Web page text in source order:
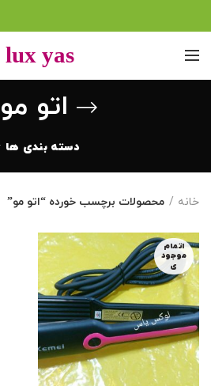
اتو مو
دسته بندی ها
خانه محصولات برچسب خورده “اتو مو”
اتمام
موجود
ی